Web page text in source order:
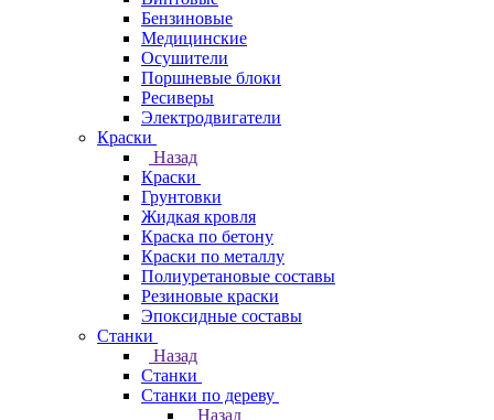
Бензиновые
Медицинские
Осушители
Поршневые блоки
Ресиверы
Электродвигатели
Краски
Назад
Краски
Грунтовки
Жидкая кровля
Краска по бетону
Краски по металлу
Полиуретановые составы
Резиновые краски
Эпоксидные составы
Станки
Назад
Станки
Станки по дереву
Назад